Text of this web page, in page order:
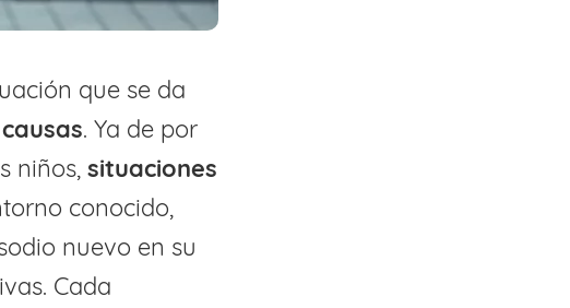
que se da
. Ya de por
niños, situaciones
conocido,
nuevo en su
Cada